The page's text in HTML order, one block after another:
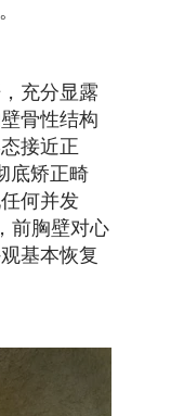
充分显露
骨性结构
接近正
底矫正畸
何并发
前胸壁对心
基本恢复